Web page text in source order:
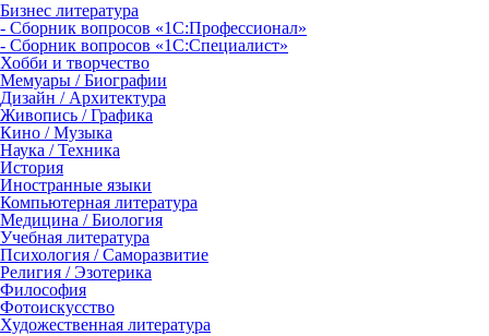
Бизнес литература
- Сборник вопросов «1С:Профессионал»
- Сборник вопросов «1С:Специалист»
Хобби и творчество
Мемуары / Биографии
Дизайн / Архитектура
Живопись / Графика
Кино / Музыка
Наука / Техника
История
Иностранные языки
Компьютерная литература
Медицина / Биология
Учебная литература
Психология / Саморазвитие
Религия / Эзотерика
Философия
Фотоискусство
Художественная литература